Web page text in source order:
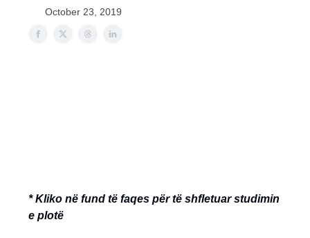
October 23, 2019
* Kliko në fund të faqes për të shfletuar studimin
e plotë